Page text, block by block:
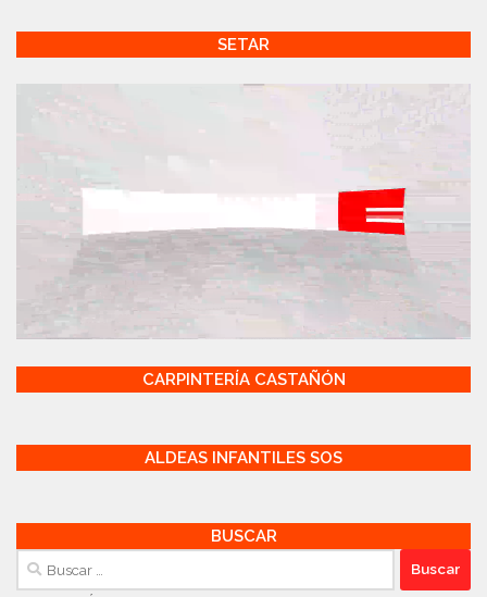
SETAR
CARPINTERÍA CASTAÑÓN
ALDEAS INFANTILES SOS
BUSCAR
Buscar: